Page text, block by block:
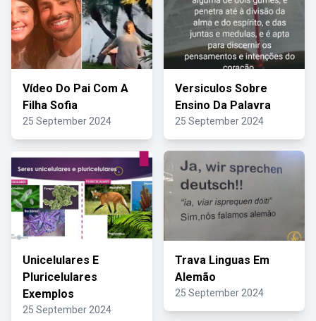
Vídeo Do Pai Com A
Filha Sofia
25 September 2024
Versiculos Sobre
Ensino Da Palavra
25 September 2024
Unicelulares E
Pluricelulares
Exemplos
25 September 2024
Trava Linguas Em
Alemão
25 September 2024